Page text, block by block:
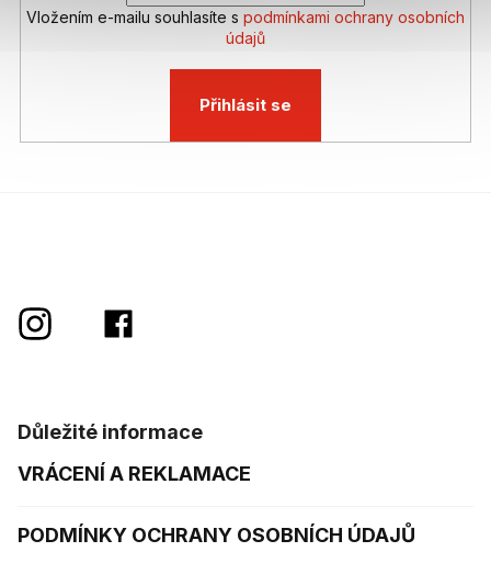
Vložením e-mailu souhlasíte s podmínkami ochrany osobních
údajů
Přihlásit se
Důležité informace
VRÁCENÍ A REKLAMACE
PODMÍNKY OCHRANY OSOBNÍCH ÚDAJŮ